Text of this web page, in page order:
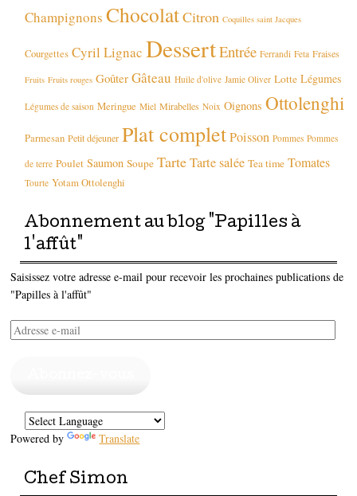
Champignons ChocolatCitron Coquilles saint Jacques
Courgettes Cyril Lignac DessertEntrée Ferrandi Feta Fraises
Fruits Fruits rouges Goûter Gâteau Huile d'olive Jamie Oliver Lotte Légumes
Légumes de saison Meringue Miel Mirabelles Noix Oignons Ottolenghi
Parmesan Petit déjeuner Plat completPoisson Pommes Pommes
de terre Poulet Saumon Soupe TarteTarte salée Tea time Tomates
Tourte Yotam Ottolenghi
Abonnement au blog "Papilles à
l'affût"
Saisissez votre adresse e-mail pour recevoir les prochaines publications de
"Papilles à l'affût"
Adresse
e-
Powered by Translate
Chef Simon